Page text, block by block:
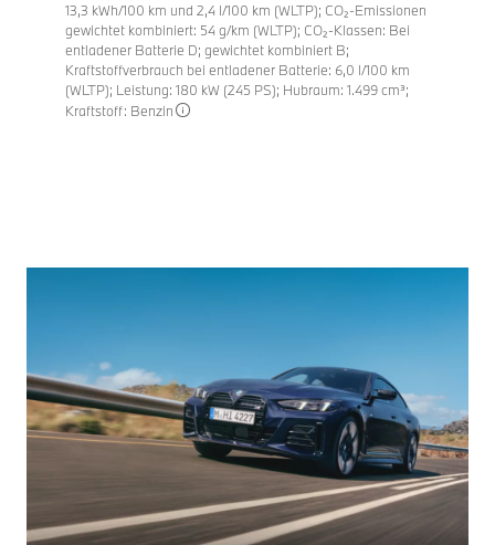
13,3 kWh/100 km und 2,4 l/100 km (WLTP); CO₂-Emissionen
gewichtet kombiniert: 54 g/km (WLTP); CO₂-Klassen: Bei
entladener Batterie D; gewichtet kombiniert B;
Kraftstoffverbrauch bei entladener Batterie: 6,0 l/100 km
(WLTP); Leistung: 180 kW (245 PS); Hubraum: 1.499 cm³;
Kraftstoff: Benzin